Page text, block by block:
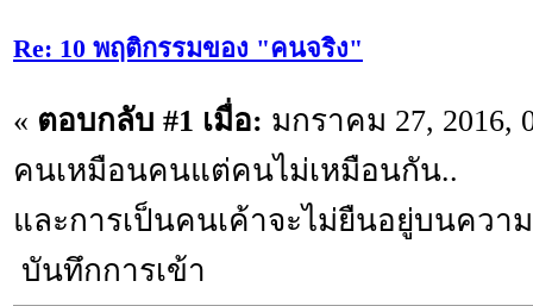
Re: 10 พฤติกรรมของ "คนจริง"
« ตอบกลับ #1 เมื่อ: มกราคม 27, 2016,
คนเหมือนคนแต่คนไม่เหมือนกัน..
และการเป็นคนเค้าจะไม่ยืนอยู่บนคว
บันทึกการเข้า